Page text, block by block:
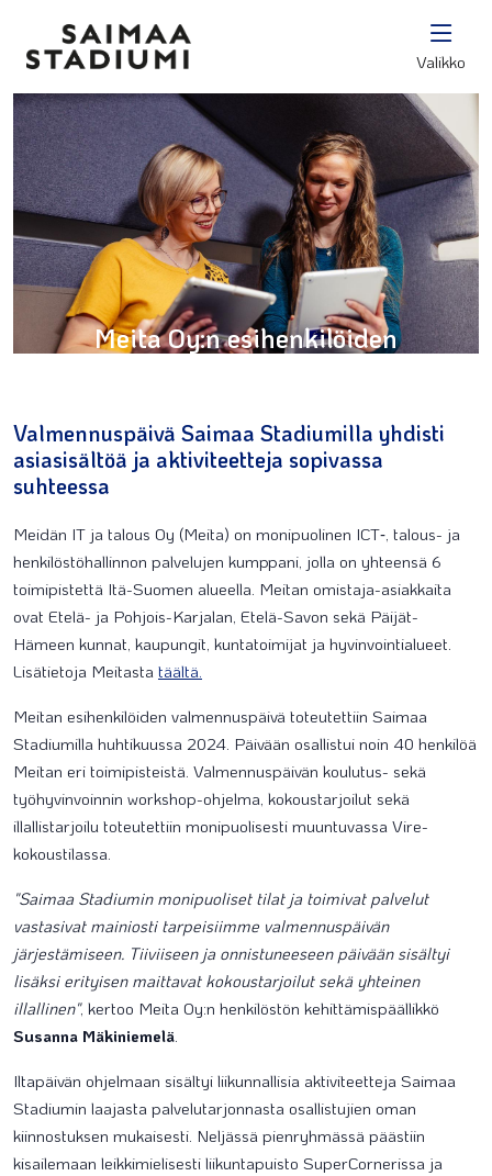
Valikko
Meita Oy:n esihenkilöiden
Valmennuspäivä Saimaa Stadiumilla yhdisti
asiasisältöä ja aktiviteetteja sopivassa
suhteessa
Meidän IT ja talous Oy (Meita) on monipuolinen ICT‑, talous- ja
henkilöstöhallinnon palvelujen kumppani, jolla on yhteensä 6
toimipistettä Itä-Suomen alueella. Meitan omistaja-asiakkaita
ovat Etelä- ja Pohjois-Karjalan, Etelä-Savon sekä Päijät-
Hämeen kunnat, kaupungit, kuntatoimijat ja hyvinvointialueet.
Lisätietoja Meitasta täältä.
Meitan esihenkilöiden valmennuspäivä toteutettiin Saimaa
Stadiumilla huhtikuussa 2024. Päivään osallistui noin 40 henkilöä
Meitan eri toimipisteistä. Valmennuspäivän koulutus- sekä
työhyvinvoinnin workshop-ohjelma, kokoustarjoilut sekä
illallistarjoilu toteutettiin monipuolisesti muuntuvassa Vire-
kokoustilassa.
"Saimaa Stadiumin monipuoliset tilat ja toimivat palvelut
vastasivat mainiosti tarpeisiimme valmennuspäivän
järjestämiseen. Tiiviiseen ja onnistuneeseen päivään sisältyi
lisäksi erityisen maittavat kokoustarjoilut sekä yhteinen
illallinen", kertoo Meita Oy:n henkilöstön kehittämispäällikkö
Susanna Mäkiniemelä.
Iltapäivän ohjelmaan sisältyi liikunnallisia aktiviteetteja Saimaa
Stadiumin laajasta palvelutarjonnasta osallistujien oman
kiinnostuksen mukaisesti. Neljässä pienryhmässä päästiin
kisailemaan leikkimielisesti liikuntapuisto SuperCornerissa ja